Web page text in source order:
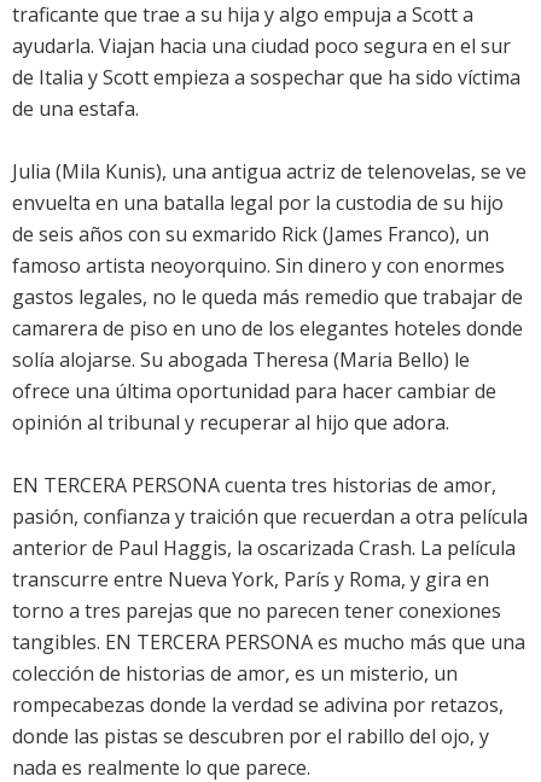
traficante que trae a su hija y algo empuja a Scott a
ayudarla. Viajan hacia una ciudad poco segura en el sur
de Italia y Scott empieza a sospechar que ha sido víctima
de una estafa.
Julia (Mila Kunis), una antigua actriz de telenovelas, se ve
envuelta en una batalla legal por la custodia de su hijo
de seis años con su exmarido Rick (James Franco), un
famoso artista neoyorquino. Sin dinero y con enormes
gastos legales, no le queda más remedio que trabajar de
camarera de piso en uno de los elegantes hoteles donde
solía alojarse. Su abogada Theresa (Maria Bello) le
ofrece una última oportunidad para hacer cambiar de
opinión al tribunal y recuperar al hijo que adora.
EN TERCERA PERSONA cuenta tres historias de amor,
pasión, confianza y traición que recuerdan a otra película
anterior de Paul Haggis, la oscarizada Crash. La película
transcurre entre Nueva York, París y Roma, y gira en
torno a tres parejas que no parecen tener conexiones
tangibles. EN TERCERA PERSONA es mucho más que una
colección de historias de amor, es un misterio, un
rompecabezas donde la verdad se adivina por retazos,
donde las pistas se descubren por el rabillo del ojo, y
nada es realmente lo que parece.